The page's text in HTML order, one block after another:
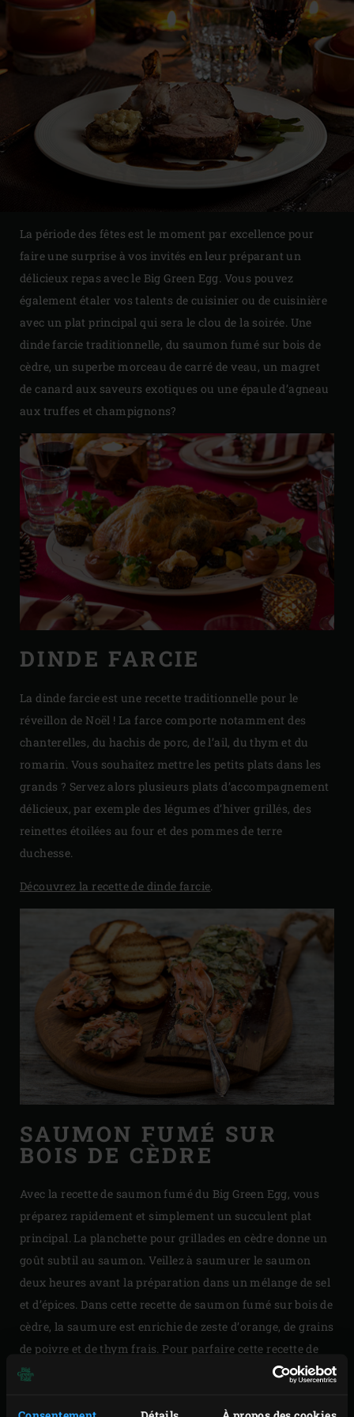
La période des fêtes est le moment par excellence pour
faire une surprise à vos invités en leur préparant un
délicieux repas avec le Big Green Egg. Vous pouvez
également étaler vos talents de cuisinier ou de cuisinière
avec un plat principal qui sera le clou de la soirée. Une
dinde farcie traditionnelle, du saumon fumé sur bois de
cèdre, un superbe morceau de carré de veau, un magret
de canard aux saveurs exotiques ou une épaule d’agneau
aux truffes et champignons?
DINDE FARCIE
La dinde farcie est une recette traditionnelle pour le
réveillon de Noël ! La farce comporte notamment des
chanterelles, du hachis de porc, de l’ail, du thym et du
romarin. Vous souhaitez mettre les petits plats dans les
grands ? Servez alors plusieurs plats d’accompagnement
délicieux, par exemple des légumes d’hiver grillés, des
reinettes étoilées au four et des pommes de terre
duchesse.
Découvrez la recette de dinde farcie
SAUMON FUMÉ SUR
BOIS DE CÈDRE
Avec la recette de saumon fumé du Big Green Egg, vous
préparez rapidement et simplement un succulent plat
principal. La planchette pour grillades en cèdre donne un
goût subtil au saumon. Veillez à saumurer le saumon
deux heures avant la préparation dans un mélange de sel
et d’épices. Dans cette recette de saumon fumé sur bois de
cèdre, la saumure est enrichie de zeste d’orange, de grains
de poivre et de thym frais. Pour parfaire cette recette de
Noël, servez des boules de brioche grillées !